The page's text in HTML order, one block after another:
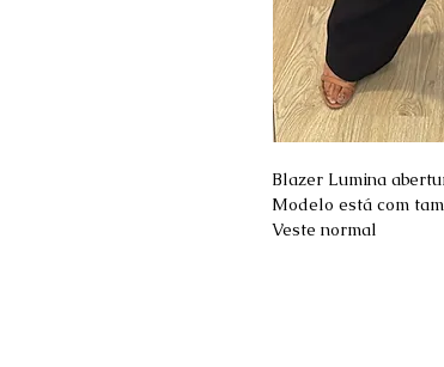
Blazer Lumina
Modelo está com
Veste normal